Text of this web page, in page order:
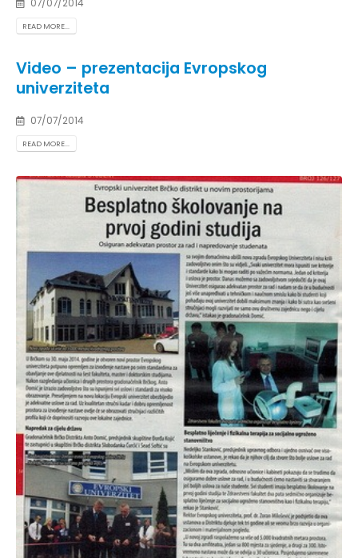
07/07/2014
READ MORE...
Video – prezentacija Evropskog
univerziteta
07/07/2014
READ MORE...